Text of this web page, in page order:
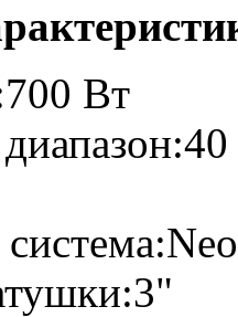
700 Вт
40
Neo
3"